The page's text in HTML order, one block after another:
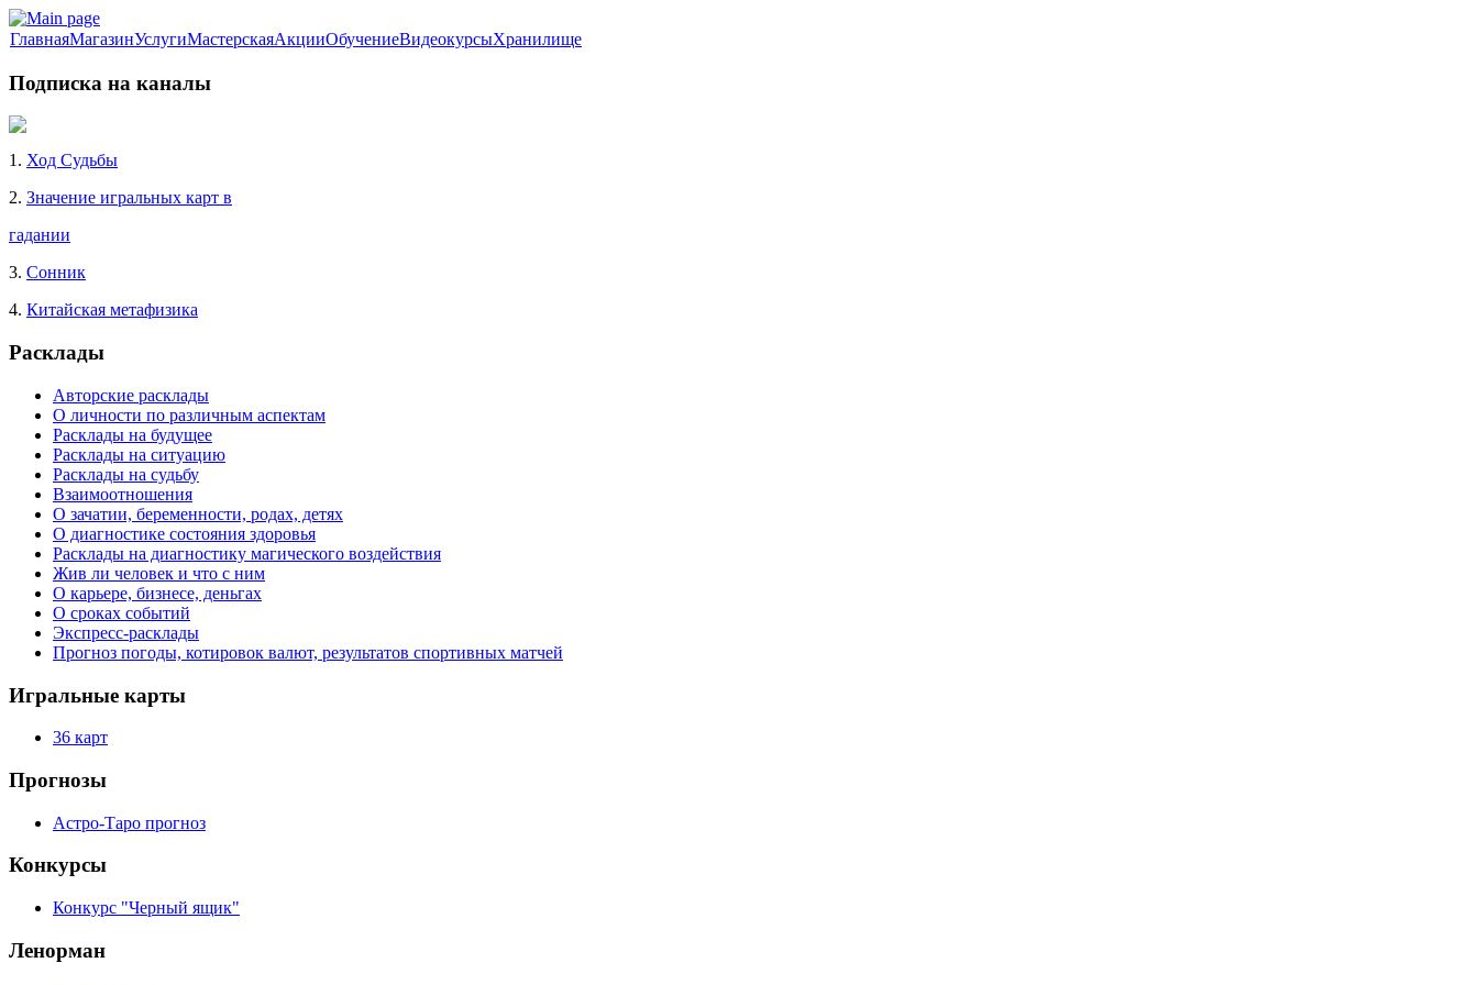
ГлавнаяМагазинУслугиМастерскаяАкцииОбучениеВидеокурсыХранилище
Подписка на каналы
1. Ход Судьбы
2. Значение игральных карт в
гадании
3. Сонник
4. Китайская метафизика
Расклады
Авторские расклады
О личности по различным аспектам
Расклады на будущее
Расклады на ситуацию
Расклады на судьбу
Взаимоотношения
О зачатии, беременности, родах, детях
О диагностике состояния здоровья
Расклады на диагностику магического воздействия
Жив ли человек и что с ним
О карьере, бизнесе, деньгах
О сроках событий
Экспресс-расклады
Прогноз погоды, котировок валют, результатов спортивных матчей
Игральные карты
36 карт
Прогнозы
Астро-Таро прогноз
Конкурсы
Конкурс "Черный ящик"
Ленорман